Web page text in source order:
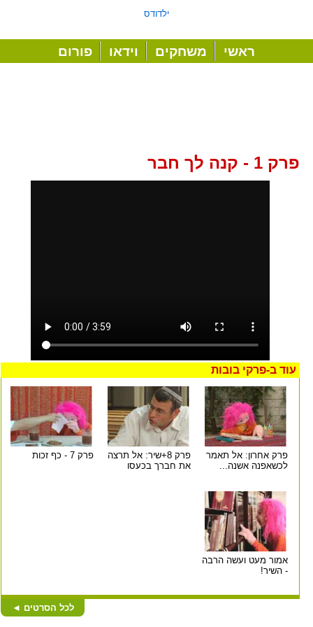
ילדודס
ראשי משחקים וידאו פורום
פרק 1 - קנה לך חבר
עוד ב-פרקי בובות
פרק אחרון: אל תאמר
לכשאפנה אשנה...
פרק 8+שיר: אל תרצה
את חברך בכעסו
פרק 7 - כף זכות
אמור מעט ועשה הרבה
- השיר!
לכל הסרטים ◄